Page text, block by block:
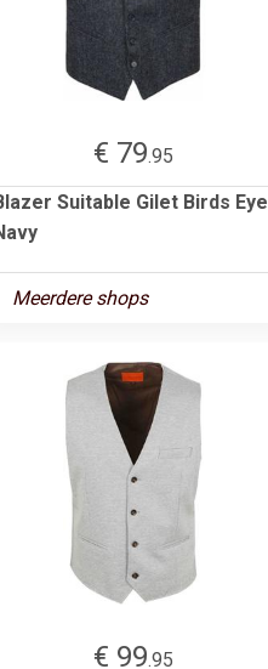
€ 79.95
Suitable Gilet Birds Eye
Meerdere shops
€ 99.95